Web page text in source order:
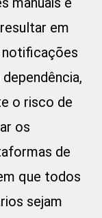
em
notificações
o risco de
os
de
que todos
sejam